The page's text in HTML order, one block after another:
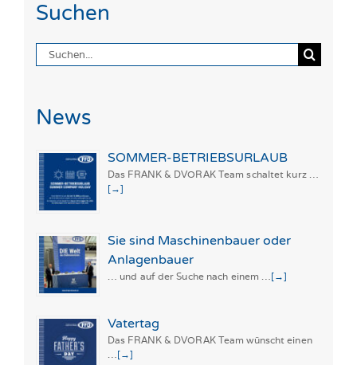
Suchen
Suche
nach:
News
SOMMER-BETRIEBSURLAUB
Das FRANK & DVORAK Team schaltet kurz …
[→]
Sie sind Maschinenbauer oder
Anlagenbauer
… und auf der Suche nach einem … [→]
Vatertag
Das FRANK & DVORAK Team wünscht einen
[→]